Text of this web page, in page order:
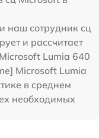
наш сотрудник сц
и рассчитает
Lumia 640
Microsoft Lumia
в среднем
необходимых